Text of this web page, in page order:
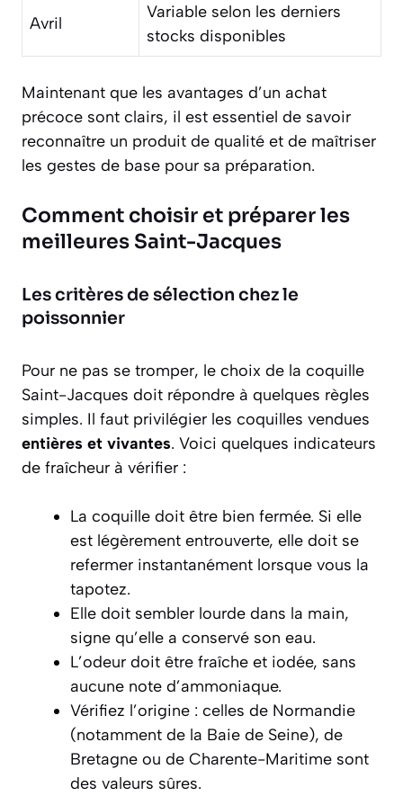
Avril
Variable selon les derniers
stocks disponibles
Maintenant que les avantages d’un achat
précoce sont clairs, il est essentiel de savoir
reconnaître un produit de qualité et de maîtriser
les gestes de base pour sa préparation.
Comment choisir et préparer les
meilleures Saint-Jacques
Les critères de sélection chez le
poissonnier
Pour ne pas se tromper, le choix de la coquille
Saint-Jacques doit répondre à quelques règles
simples. Il faut privilégier les coquilles vendues
entières et vivantes. Voici quelques indicateurs
de fraîcheur à vérifier :
La coquille doit être bien fermée. Si elle
est légèrement entrouverte, elle doit se
refermer instantanément lorsque vous la
tapotez.
Elle doit sembler lourde dans la main,
signe qu’elle a conservé son eau.
L’odeur doit être fraîche et iodée, sans
aucune note d’ammoniaque.
Vérifiez l’origine : celles de Normandie
(notamment de la Baie de Seine), de
Bretagne ou de Charente-Maritime sont
des valeurs sûres.